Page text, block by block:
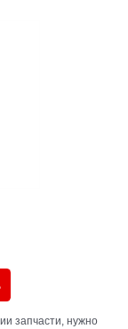
запчасти, нужно